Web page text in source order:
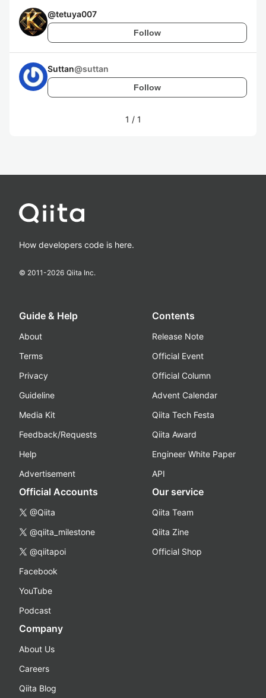
@tetuya007
Follow
Suttan@suttan
Follow
1 / 1
How developers code is here.
© 2011-2026 Qiita Inc.
Guide & Help
About
Terms
Privacy
Guideline
Media Kit
Feedback/Requests
Help
Advertisement
Contents
Release Note
Official Event
Official Column
Advent Calendar
Qiita Tech Festa
Qiita Award
Engineer White Paper
API
Official Accounts
@Qiita
@qiita_milestone
@qiitapoi
Facebook
YouTube
Podcast
Our service
Qiita Team
Qiita Zine
Official Shop
Company
About Us
Careers
Qiita Blog